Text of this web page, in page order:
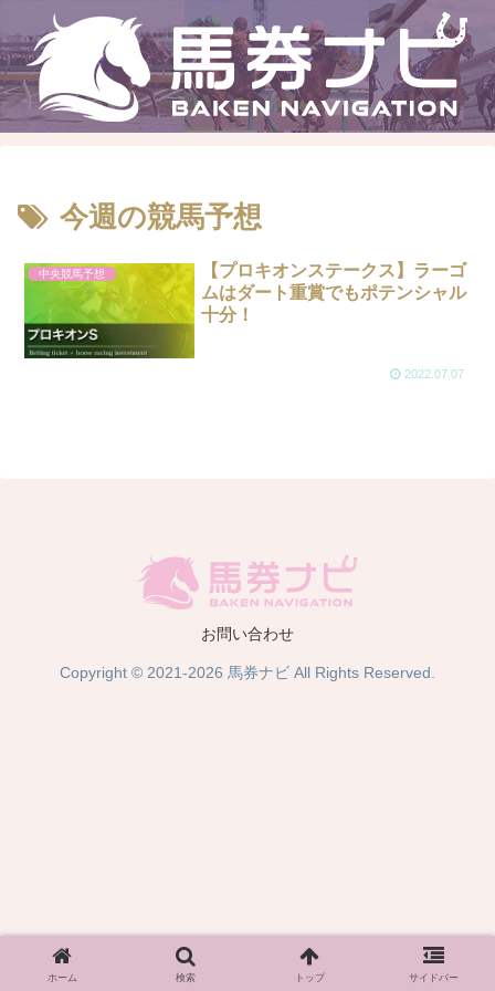
今週の競馬予想
中央競馬予想
【プロキオンステークス】ラーゴ
ムはダート重賞でもポテンシャル
十分！
2022.07.07
お問い合わせ
Copyright © 2021-2026 馬券ナビ All Rights Reserved.
ホーム 検索 トップ サイドバー